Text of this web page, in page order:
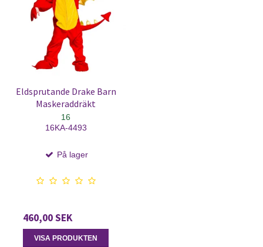
Eldsprutande Drake Barn
Maskeraddräkt
16
16KA-4493
På lager
460,00 SEK
VISA PRODUKTEN